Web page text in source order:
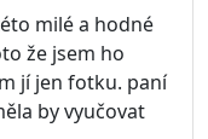
milé a hodné
že jsem ho
jí jen fotku. paní
by vyučovat